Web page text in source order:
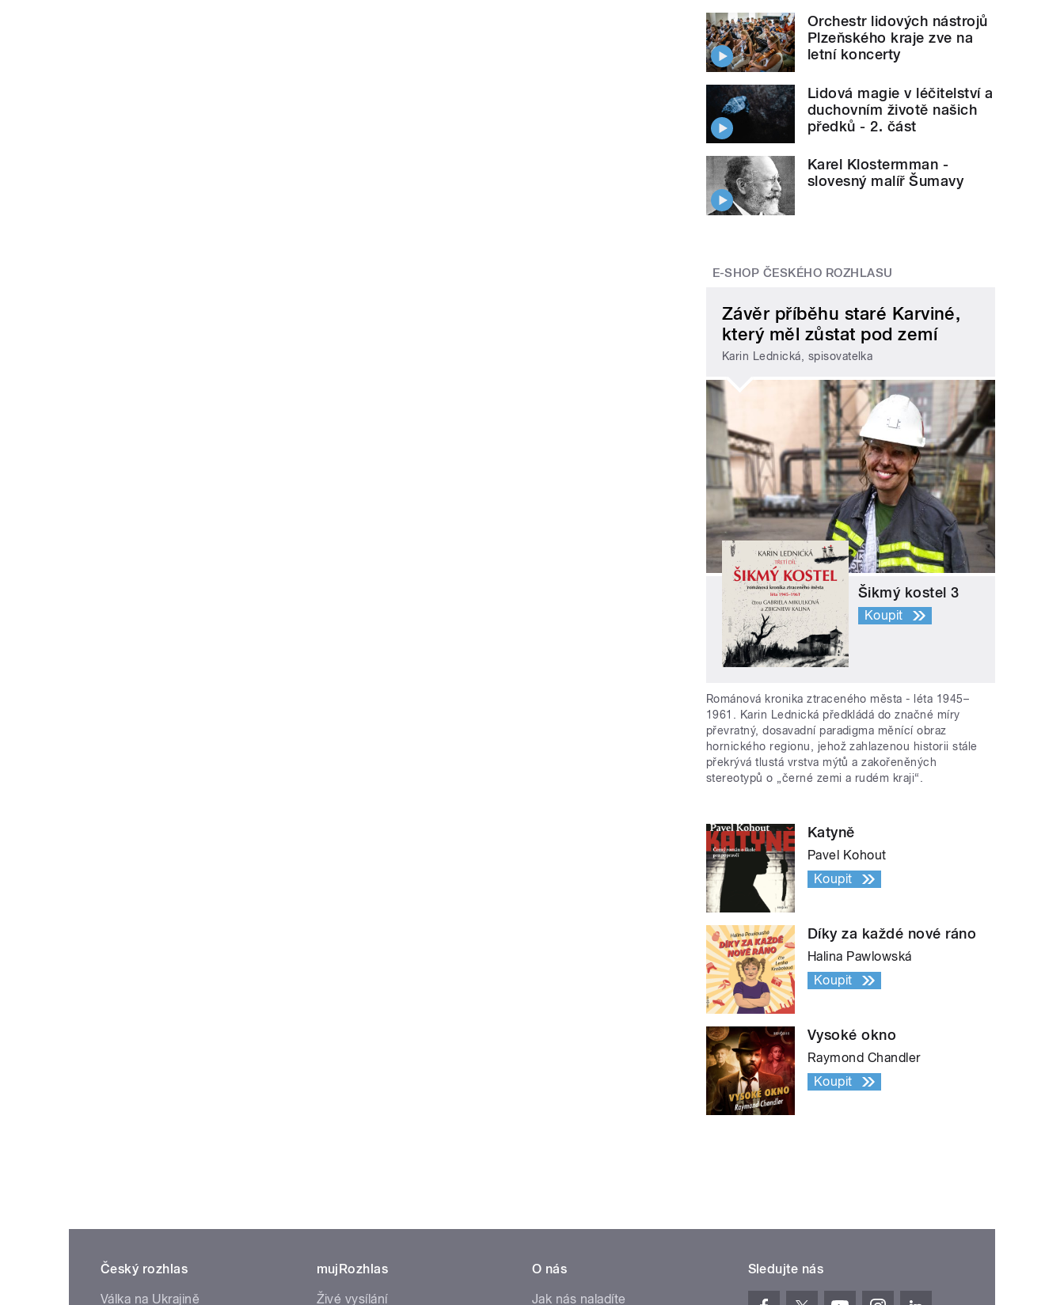
Orchestr lidových nástrojů
Plzeňského kraje zve na
letní koncerty
Lidová magie v léčitelství a
duchovním životě našich
předků - 2. část
Karel Klostermman -
slovesný malíř Šumavy
E-SHOP ČESKÉHO ROZHLASU
Závěr příběhu staré Karviné,
který měl zůstat pod zemí
Karin Lednická, spisovatelka
Šikmý kostel 3
Koupit
Románová kronika ztraceného města - léta 1945–
1961. Karin Lednická předkládá do značné míry
převratný, dosavadní paradigma měnící obraz
hornického regionu, jehož zahlazenou historii stále
překrývá tlustá vrstva mýtů a zakořeněných
stereotypů o „černé zemi a rudém kraji“.
Katyně
Pavel Kohout
Koupit
Díky za každé nové ráno
Halina Pawlowská
Koupit
Vysoké okno
Raymond Chandler
Koupit
Český rozhlas
Válka na Ukrajině
mujRozhlas
Živé vysílání
O nás
Jak nás naladíte
Sledujte nás